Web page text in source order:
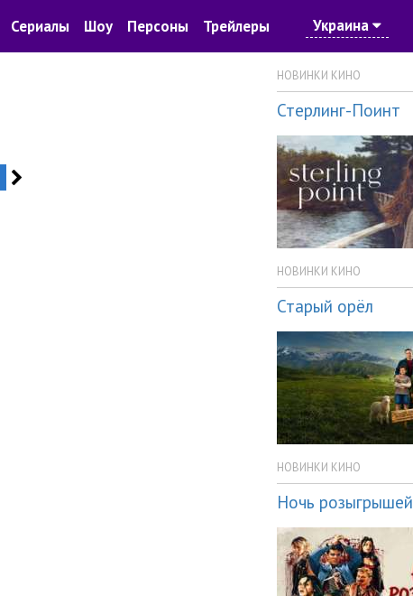
Сериалы Шоу Персоны Трейлеры Украина
НОВИНКИ КИНО
Стерлинг-Поинт
НОВИНКИ КИНО
Старый орёл
НОВИНКИ КИНО
Ночь розыгрышей